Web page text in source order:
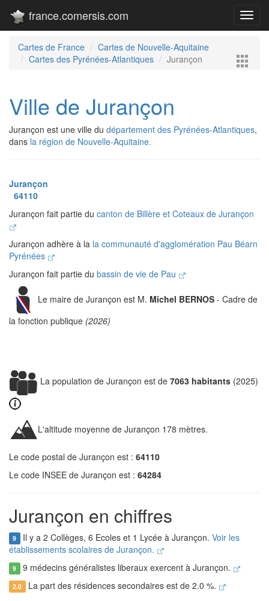
france.comersis.com
Cartes de France
Cartes de Nouvelle-Aquitaine
Cartes des Pyrénées-Atlantiques
Jurançon
Ville de Jurançon
Jurançon est une ville du département des Pyrénées-Atlantiques,
dans la région de Nouvelle-Aquitaine.
Jurançon
64110
Jurançon fait partie du canton de Billère et Coteaux de Jurançon
Jurançon adhère à la la communauté d'agglomération Pau Béarn
Pyrénées
Jurançon fait partie du bassin de vie de Pau
Le maire de Jurançon est M. Michel BERNOS - Cadre de
la fonction publique (2026)
La population de Jurançon est de 7063 habitants (2025)
L'altitude moyenne de Jurançon 178 mètres.
Le code postal de Jurançon est : 64110
Le code INSEE de Jurançon est : 64284
Jurançon en chiffres
9 Il y a 2 Collèges, 6 Ecoles et 1 Lycée à Jurançon. Voir les
établissements scolaires de Jurançon.
9 9 médecins généralistes liberaux exercent à Jurançon.
2.0 La part des résidences secondaires est de 2.0 %.